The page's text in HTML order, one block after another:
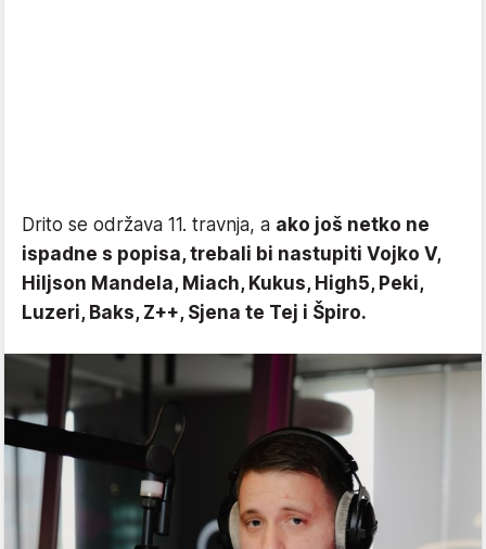
Drito se održava 11. travnja, a ako još netko ne
ispadne s popisa, trebali bi nastupiti Vojko V,
Hiljson Mandela, Miach, Kukus, High5, Peki,
Luzeri, Baks, Z++, Sjena te Tej i Špiro.